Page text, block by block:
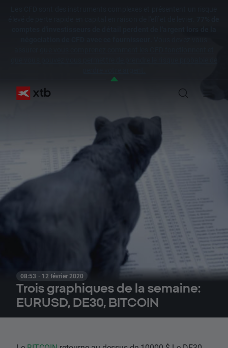
08:53 · 12 février 2020
Trois graphiques de la semaine:
EURUSD, DE30, BITCOIN